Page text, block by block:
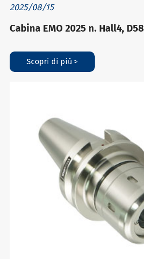
2025/08/15
Cabina EMO 2025 n. Hall4, D58
Scopri di più >